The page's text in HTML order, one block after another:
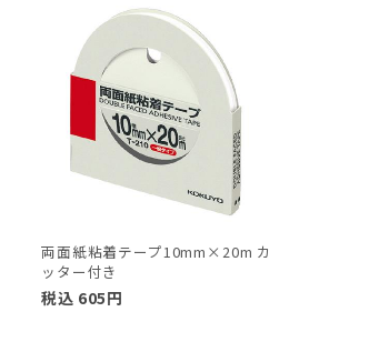
両面紙粘着テープ10mm×20m カ
ッター付き
税込 605円